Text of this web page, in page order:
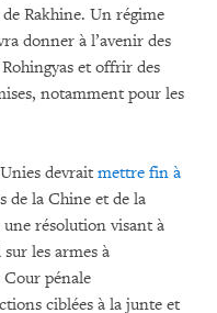
Rakhine. Un régime
donner à l’avenir des
et offrir des
notamment pour les
devrait mettre fin à
de la Chine et de la
une résolution visant à
les armes à
pénale
ciblées à la junte et